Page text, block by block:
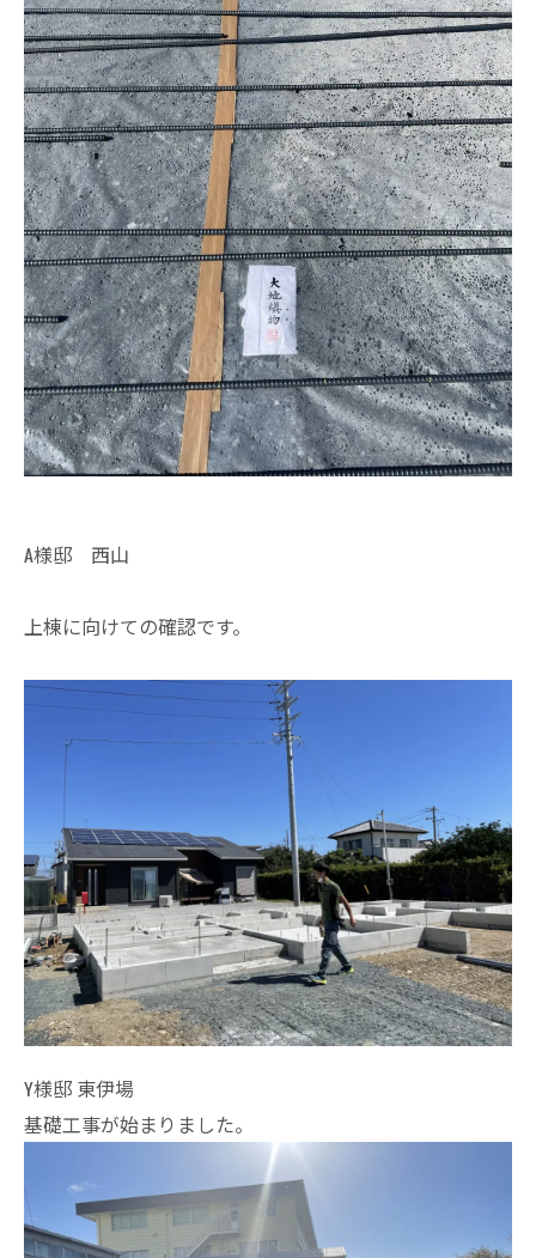
A様邸 西山
上棟に向けての確認です。
Y様邸 東伊場
基礎工事が始まりました。